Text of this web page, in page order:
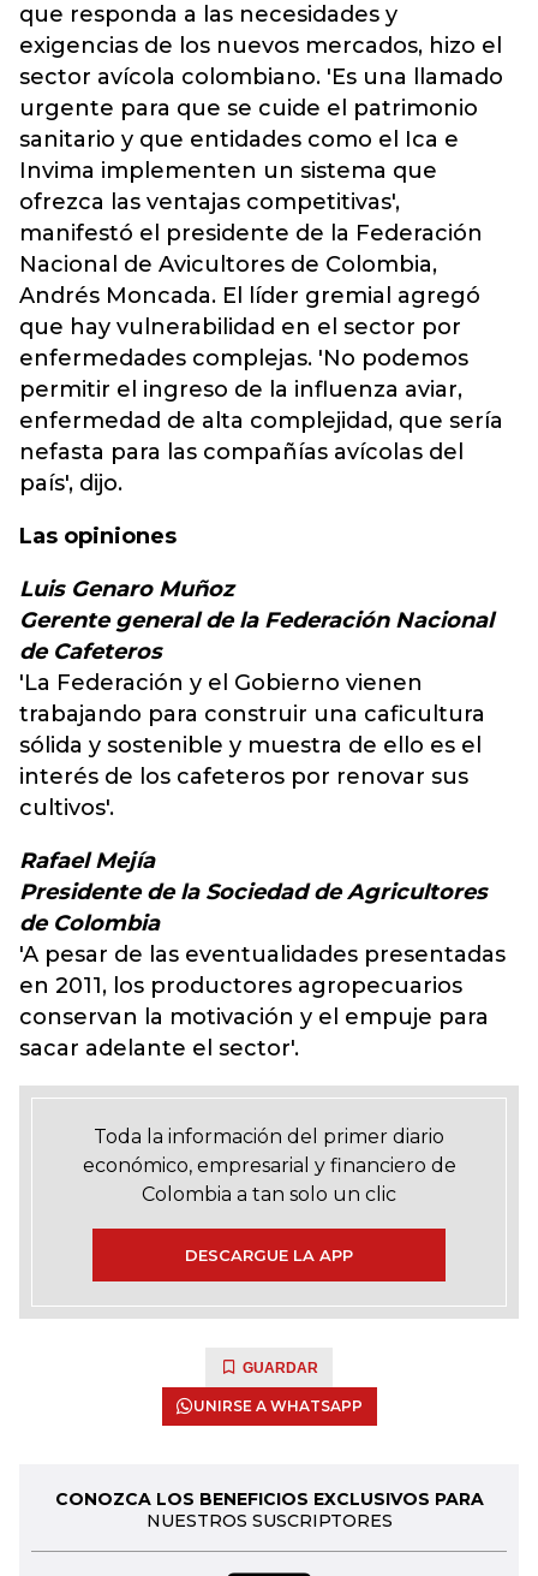
que responda a las necesidades y
exigencias de los nuevos mercados, hizo el
sector avícola colombiano. 'Es una llamado
urgente para que se cuide el patrimonio
sanitario y que entidades como el Ica e
Invima implementen un sistema que
ofrezca las ventajas competitivas',
manifestó el presidente de la Federación
Nacional de Avicultores de Colombia,
Andrés Moncada. El líder gremial agregó
que hay vulnerabilidad en el sector por
enfermedades complejas. 'No podemos
permitir el ingreso de la influenza aviar,
enfermedad de alta complejidad, que sería
nefasta para las compañías avícolas del
país', dijo.
Las opiniones
Luis Genaro Muñoz
Gerente general de la Federación Nacional
de Cafeteros
'La Federación y el Gobierno vienen
trabajando para construir una caficultura
sólida y sostenible y muestra de ello es el
interés de los cafeteros por renovar sus
cultivos'.
Rafael Mejía
Presidente de la Sociedad de Agricultores
de Colombia
'A pesar de las eventualidades presentadas
en 2011, los productores agropecuarios
conservan la motivación y el empuje para
sacar adelante el sector'.
Toda la información del primer diario
económico, empresarial y financiero de
Colombia a tan solo un clic
DESCARGUE LA APP
GUARDAR
UNIRSE A WHATSAPP
CONOZCA LOS BENEFICIOS EXCLUSIVOS PARA
NUESTROS SUSCRIPTORES